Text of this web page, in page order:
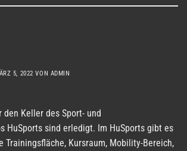
5, 2022 VON ADMIN
den Keller des Sport- und
HuSports sind erledigt. Im HuSports gibt es
Trainingsfläche, Kursraum, Mobility-Bereich,